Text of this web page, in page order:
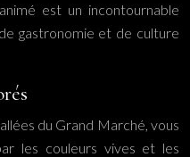
est un incontournable
gastronomie et de culture
du Grand Marché, vous
les couleurs vives et les